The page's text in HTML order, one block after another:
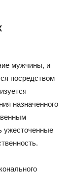
мужчины, и
посредством
назначенного
ужесточенные